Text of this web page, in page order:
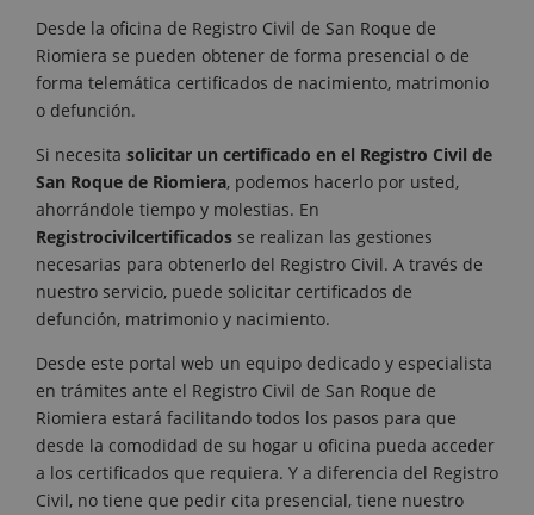
Desde la oficina de Registro Civil de San Roque de
Riomiera se pueden obtener de forma presencial o de
forma telemática certificados de nacimiento, matrimonio
o defunción.
Si necesita solicitar un certificado en el Registro Civil de
San Roque de Riomiera, podemos hacerlo por usted,
ahorrándole tiempo y molestias. En
Registrocivilcertificados se realizan las gestiones
necesarias para obtenerlo del Registro Civil. A través de
nuestro servicio, puede solicitar certificados de
defunción, matrimonio y nacimiento.
Desde este portal web un equipo dedicado y especialista
en trámites ante el Registro Civil de San Roque de
Riomiera estará facilitando todos los pasos para que
desde la comodidad de su hogar u oficina pueda acceder
a los certificados que requiera. Y a diferencia del Registro
Civil, no tiene que pedir cita presencial, tiene nuestro